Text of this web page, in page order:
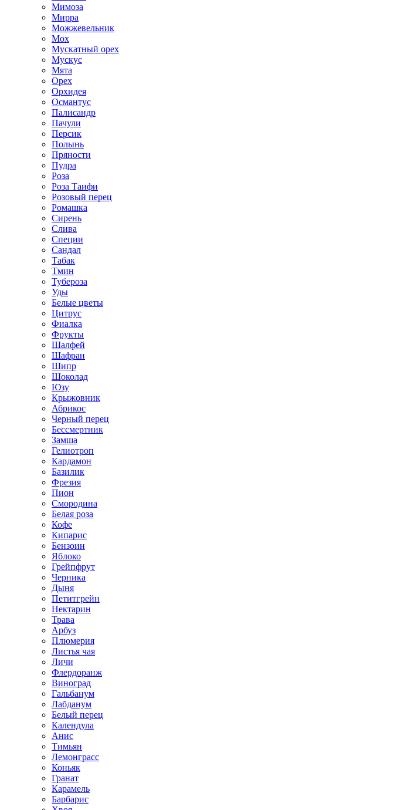
Мимоза
Мирра
Можжевельник
Мох
Мускатный орех
Мускус
Мята
Орех
Орхидея
Османтус
Палисандр
Пачули
Персик
Полынь
Пряности
Пудра
Роза
Роза Таифи
Розовый перец
Ромашка
Сирень
Слива
Специи
Сандал
Табак
Тмин
Тубероза
Уды
Белые цветы
Цитрус
Фиалка
Фрукты
Шалфей
Шафран
Шипр
Шоколад
Юзу
Крыжовник
Абрикос
Черный перец
Бессмертник
Замша
Гелиотроп
Кардамон
Базилик
Фрезия
Пион
Смородина
Белая роза
Кофе
Кипарис
Бензоин
Яблоко
Грейпфрут
Черника
Дыня
Петитгрейн
Нектарин
Трава
Арбуз
Плюмерия
Листья чая
Личи
Флердоранж
Виноград
Гальбанум
Лабданум
Белый перец
Календула
Анис
Тимьян
Лемонграсс
Коньяк
Гранат
Карамель
Барбарис